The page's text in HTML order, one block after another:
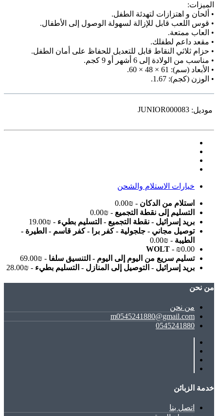
الميزات:
• ألحان و اهتزازات لتهدئة الطفل.
• قوس اللعب قابل للإزالة لسهولة الوصول إلى الأطفال.
• العاب ممتعة.
• مقعد داعم لطفلك.
• حزام ثلاثي النقاط قابل للتعديل للحفاظ على أمان الطفل.
• مناسب من الولادة إلى 6 أشهر أو 9 كجم.
• الأبعاد (سم): 61 × 48 × 60.
• الوزن (كجم): 1.67.
موديل: JUNIOR000083
خيارات الاستلام والشحن
استلام من الدكان - ₪0.00
التسليم إلى نقطة التجميع - ₪0.00
بريد إسرائيل - نقطة التجميع - التسليم بطيء - ₪19.00
توصيل مجاني - جلجولية - كفر برا - كفر قاسم - الطيرة -
الطيبة - ₪0.00
WOLT - ₪0.00
تسليم سريع من اليوم إلى اليوم - التنسيق سلفا - ₪69.00
بريد إسرائيل - التوصيل إلى المنازل - التسليم بطيء - ₪28.00
ﻣﻦ ﻧﺤﻦ
ﻣﻦ ﻧﺤﻦ
m0545241880@gmail.com
0545241880
خدمة الزبائن
اتصل بنا